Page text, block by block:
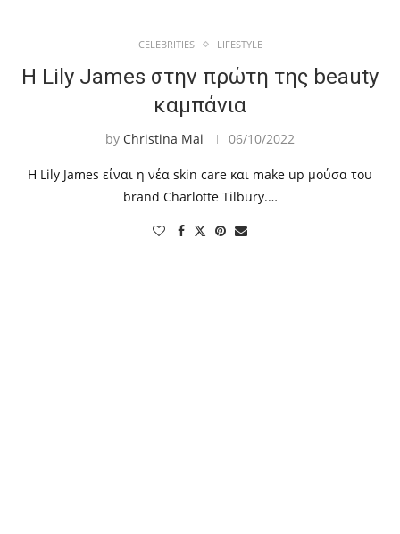
CELEBRITIES LIFESTYLE
Η Lily James στην πρώτη της beauty
καμπάνια
by Christina Mai 06/10/2022
Η Lily James είναι η νέα skin care και make up μούσα του
brand Charlotte Tilbury.…